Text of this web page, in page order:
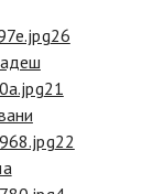
26
21
22